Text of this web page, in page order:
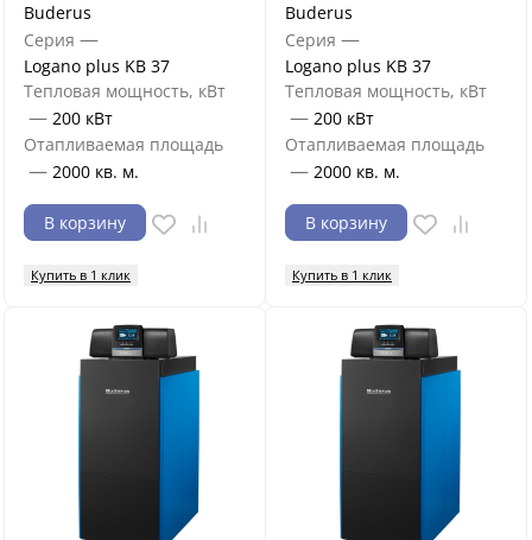
Buderus
Серия —
Logano plus KB 37
Тепловая мощность, кВт
— 200 кВт
Отапливаемая площадь
— 2000 кв. м.
В корзину
Купить в 1 клик
Buderus
Серия —
Logano plus KB 37
Тепловая мощность, кВт
— 200 кВт
Отапливаемая площадь
— 2000 кв. м.
В корзину
Купить в 1 клик